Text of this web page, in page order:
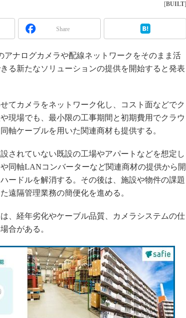
IGAS2018
[BUILT]
Share
ナログカメラや配線ネットワークをそのまま活
る新たなソリューションの提供を開始すると発表
てカメラをネットワーク化し、コスト面などでク
現場でも、最小限の工事期間と初期費用でクラウ
軸ケーブルを用いた関連商材も提供する。
されていない既設の工場やアパートなどを想定し
同軸LANコンバーターなど関連商材の提供から開
ードルを解消する。その後は、施設や物件の課題
遠隔管理業務の簡便化を進める。
、経年劣化やケーブル品質、カメラシステムの仕
合がある。